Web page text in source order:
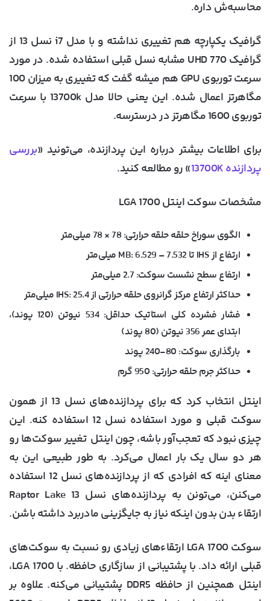
محاسبه‌ش داره.
گرافیک یکپارچه هم تغییری نداشته و با مدل i7 نسل 13 از
گرافیک UHD 770 مشابه نسل قبلی استفاده شده. در مورد
سرعت توربوی GPU هم میشه گفت که تغییری به میزان 100
مگاهرتز اعمال شده. این یعنی حالا مدل 13700k با سرعت
توربوی 1600 مگاهرتز در درسترسه.
برای اطلاعات بیشتر درباره این پردازنده، می‌تونید «بررسی
پردازنده 13700K
» رو مطالعه کنید.
مشخصات سوکت اینتل LGA 1700
الگوی سوراخ حلقه حلقه حرارتی: 78 × 78 میلی‌متر
ارتفاع از IHS تا MB: 6.529 – 7.532 میلی‌متر
ارتفاع سطح نشست سوکت: 2.7 میلی‌متر
حداکثر ارتفاع مرکز گرانروی حلقه حرارتی از IHS: 25.4 میلی‌متر
فشار فشرده کلی استاتیک حداقل: 534 نیوتن (120 پوند)،
ابتدای عمر 356 نیوتن (80 پوند)
بارگذاری سوکت: 80-240 پوند
حداکثر جرم حلقه حرارتی: 950 گرم
اینتل انتخاب کرد که برای پردازنده‌های نسل 13 از همون
سوکت قبلی و مورد استفاده نسل 12 استفاده کنه. این
چیزی نبود که تعجب‌آور باشه، چون اینتل تغییر سوکت‌ها رو
هر دو سال یک بار اعمال می‌کرد. به طور طبیعی این به
معنای اینه که افرادی که از پردازنده‌های نسل 12 استفاده
می‌کنن، می‌تونن به پردازنده‌های نسل 13 Raptor Lake
ارتقاء بدن بدون اینکه نیاز به جایگزینی مادربرد داشته باشن.
سوکت LGA 1700 ارتقاء‌های زیادی رو نسبت به سوکت‌های
قبلی ارائه داد. با پشتیبانی از سازگاری حافظه. با LGA 1700،
اینتل همچنین از حافظه DDR5 پشتیبانی می‌کنه. علاوه بر